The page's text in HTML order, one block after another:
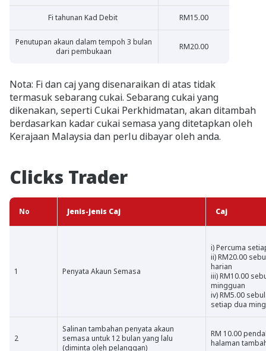
Fi tahunan Kad Debit RM15.00
Penutupan akaun dalam tempoh 3 bulan
dari pembukaan
RM20.00
Nota: Fi dan caj yang disenaraikan di atas tidak
termasuk sebarang cukai. Sebarang cukai yang
dikenakan, seperti Cukai Perkhidmatan, akan ditambah
berdasarkan kadar cukai semasa yang ditetapkan oleh
Kerajaan Malaysia dan perlu dibayar oleh anda.
Clicks Trader
No Jenis-jenis Caj Caj
1 Penyata Akaun Semasa
i) Percuma
ii) RM20.00
harian
iii) RM10.00
mingguan
iv) RM5.00
setiap dua
2
Salinan tambahan penyata akaun
semasa untuk 12 bulan yang lalu
(diminta oleh pelanggan)
RM 10.00
halaman